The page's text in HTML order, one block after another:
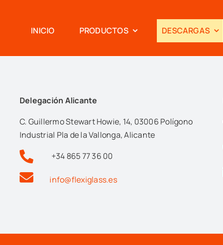
INICIO PRODUCTOS DESCARGAS
Delegación Alicante
C. Guillermo Stewart Howie, 14, 03006 Polígono
Industrial Pla de la Vallonga, Alicante
+34 865 77 36 00
info@flexiglass.es